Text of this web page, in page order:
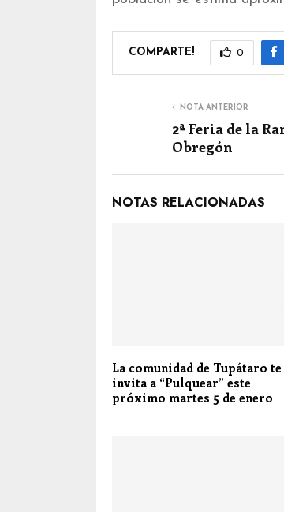
COMPARTE! 0
NOTA ANTERIOR
2ª Feria de la
Obregón
NOTAS RELACIONADAS
La comunidad de Tupátaro te
invita a “Pulquear” este
próximo martes 5 de enero